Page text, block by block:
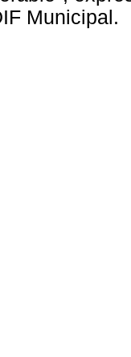
Municipal.